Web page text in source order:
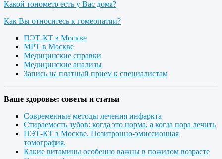
Какой тонометр есть у Вас дома?
Как Вы относитесь к гомеопатии?
ПЭТ-КТ в Москве
МРТ в Москве
Медицинские справки
Медицинские анализы
Запись на платный прием к специалистам
Ваше здоровье: советы и статьи
Современные методы лечения инфаркта
Стираемость зубов: когда это норма, а когда пора лечить
ПЭТ-КТ в Москве. Позитронно-эмиссионная
томография.
Какие витамины особенно важны в пожилом возрасте